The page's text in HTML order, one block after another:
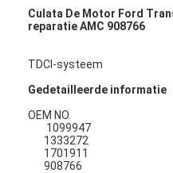
Culata De Motor Ford
reparatie AMC 908766
TDCI-systeem
Gedetailleerde informatie
OEM NO.
1099947
1333272
1701911
908766